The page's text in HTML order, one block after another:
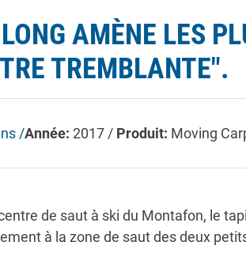
AMÈNE LES
TREMBLANTE".
/Année: 2017 / Produit: Moving
de saut à ski du Montafon, le
à la zone de saut des deux